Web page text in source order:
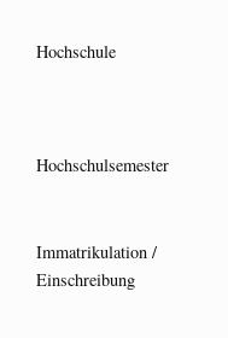
Hochschule
Hochschulsemester
Immatrikulation /
Einschreibung